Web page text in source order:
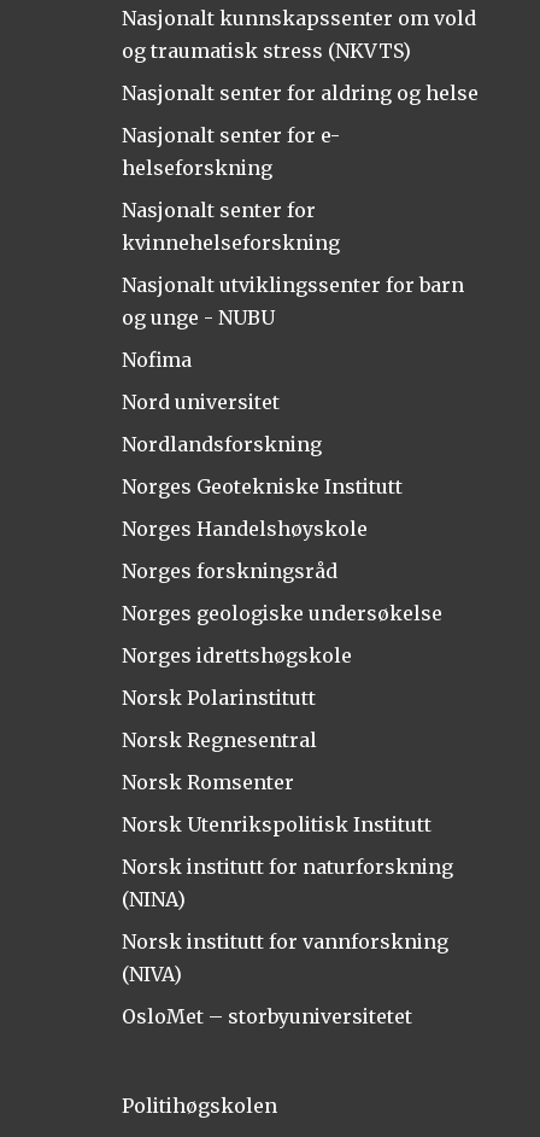
Nasjonalt kunnskapssenter om vold
og traumatisk stress (NKVTS)
Nasjonalt senter for aldring og helse
Nasjonalt senter for e-
helseforskning
Nasjonalt senter for
kvinnehelseforskning
Nasjonalt utviklingssenter for barn
og unge - NUBU
Nofima
Nord universitet
Nordlandsforskning
Norges Geotekniske Institutt
Norges Handelshøyskole
Norges forskningsråd
Norges geologiske undersøkelse
Norges idrettshøgskole
Norsk Polarinstitutt
Norsk Regnesentral
Norsk Romsenter
Norsk Utenrikspolitisk Institutt
Norsk institutt for naturforskning
(NINA)
Norsk institutt for vannforskning
(NIVA)
OsloMet – storbyuniversitetet
Politihøgskolen